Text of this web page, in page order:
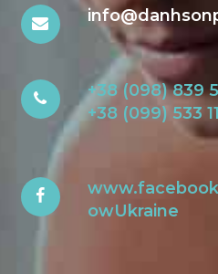
+38 (098) 839
+38 (099) 533
owUkraine